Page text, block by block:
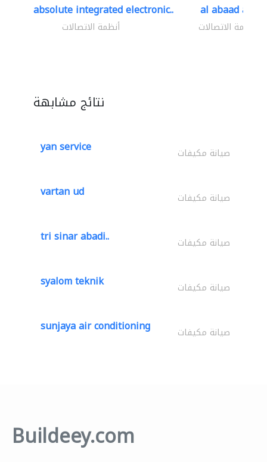
absolute integrated electronic..
أنظمة الاتصالات
al abaad al..
أنظمة الاتصالات
نتائج مشابهة
yan service صيانة مكيفات
vartan ud صيانة مكيفات
tri sinar abadi.. صيانة مكيفات
syalom teknik صيانة مكيفات
sunjaya air conditioning صيانة مكيفات
Buildeey.com